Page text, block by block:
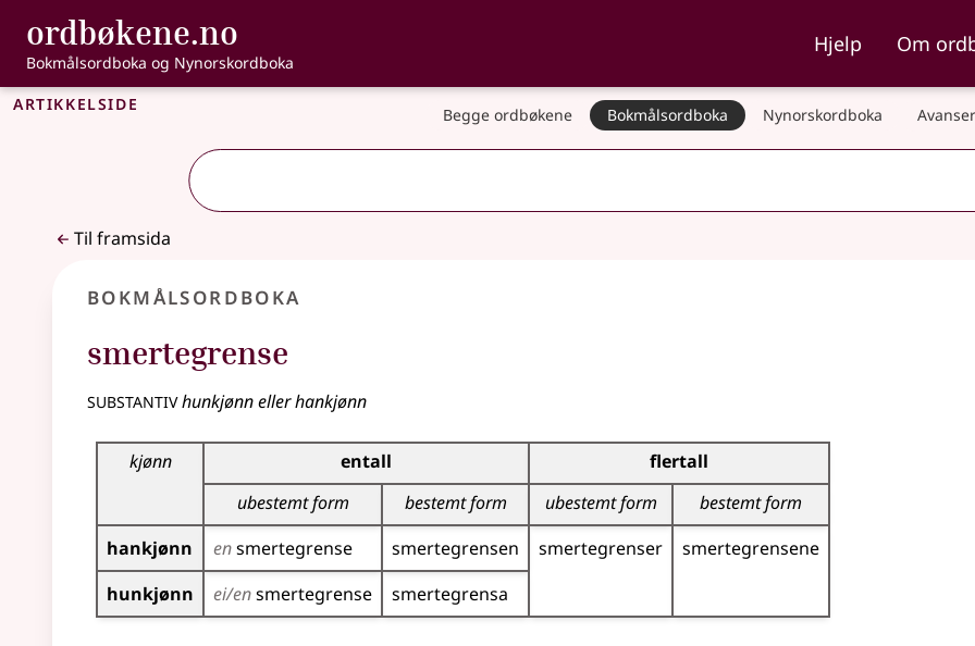
Gå til hovudinnhald
Tilgjenge
ordbøkene.no , Bokmålsordboka og Nynorskordboka
Bokmålsordboka og Nynorskordboka
Hjelp Om
Artikkelside Begge ordbøkene Bokmålsordboka Nynorskordboka
Til framsida
Bokmålsordboka
smertegrense
substantivhunkjønn eller hankjønn
Bøyingstabell for dette substantivet
kjønn entall
flertall
ubestemt form
bestemt form ubestemt form
bestemt form
hankjønn
ensmerte­grense smerte­grensen smerte­grenser
smerte­grensene
hunkjønn
ei/ensmerte­grense smerte­grensa